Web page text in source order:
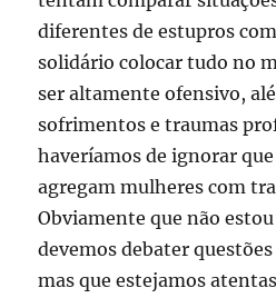
diferentes de estupros
solidário colocar tudo no
ser altamente ofensivo,
sofrimentos e traumas
haveríamos de ignorar que
agregam mulheres com
Obviamente que não
devemos debater
mas que estejamos